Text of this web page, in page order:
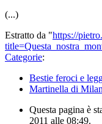
(...)
Estratto da "https://
Categorie:
Bestie feroci e
Martinella di
Questa pagina è
2011 alle 08:49.